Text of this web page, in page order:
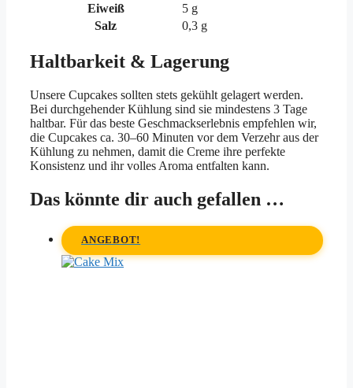
Eiweiß
5 g
Salz
0,3 g
Haltbarkeit & Lagerung
Unsere Cupcakes sollten stets gekühlt gelagert werden.
Bei durchgehender Kühlung sind sie mindestens 3 Tage
haltbar. Für das beste Geschmackserlebnis empfehlen wir,
die Cupcakes ca. 30–60 Minuten vor dem Verzehr aus der
Kühlung zu nehmen, damit die Creme ihre perfekte
Konsistenz und ihr volles Aroma entfalten kann.
Das könnte dir auch gefallen …
ANGEBOT!